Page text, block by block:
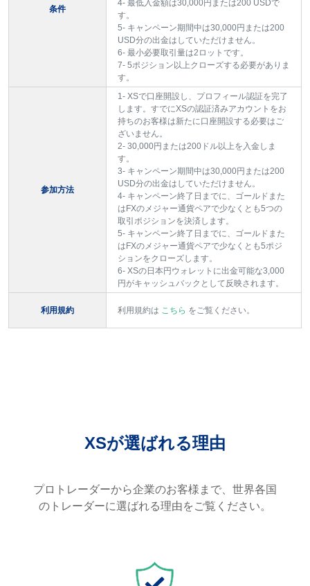
条件
4- 最低入金額は30,000円または200 USDで
す。
5- キャンペーン期間中は30,000円または200
USD分の出金はしていただけません。
6- 最小必要取引量は2ロットです。
7- 5ポジション以上クローズする必要がありま
す。
参加方法
1- XSで口座開設し、プロフィール認証を完了
します。すでにXSの認証済みアカウントをお
持ちのお客様は新たに口座開設する必要はご
ざいません。
2- 30,000円または200ドル以上を入金しま
す。
3- キャンペーン期間中は30,000円または200
USD分の出金はしていただけません。
4- キャンペーン終了日までに、ゴールドまた
はFXのメジャー通貨ペアで少なくとも5つの
取引ポジションを決済します。
5- キャンペーン終了日までに、ゴールドまた
はFXのメジャー通貨ペアで少なくとも5ポジ
ションをクローズします。
6- XSの日本円ウォレットに出金可能な3,000
円がキャッシュバックとして反映されます。
利用規約 利用規約は こちら をご覧ください。
XSが選ばれる理由
プロトレーダーから企業のお客様まで、世界各国
のトレーダーに選ばれる理由をご覧ください。